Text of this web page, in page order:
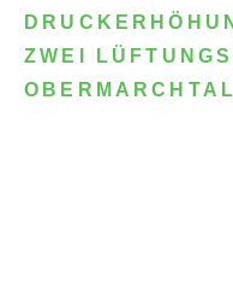
ZWEI
OBERMARCHTAL